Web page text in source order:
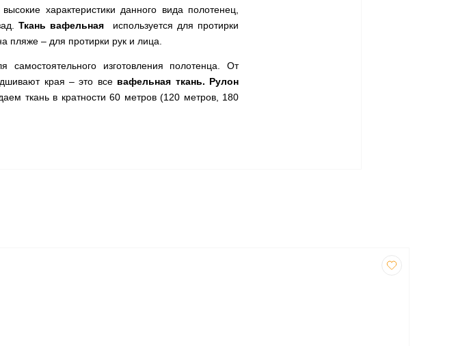
характеристики данного вида полотенец,
Ткань вафельная
используется для протирки
пляже – для протирки рук и лица.
самостоятельного изготовления полотенца. От
края – это все вафельная ткань. Рулон
ткань в кратности 60 метров (120 метров, 180